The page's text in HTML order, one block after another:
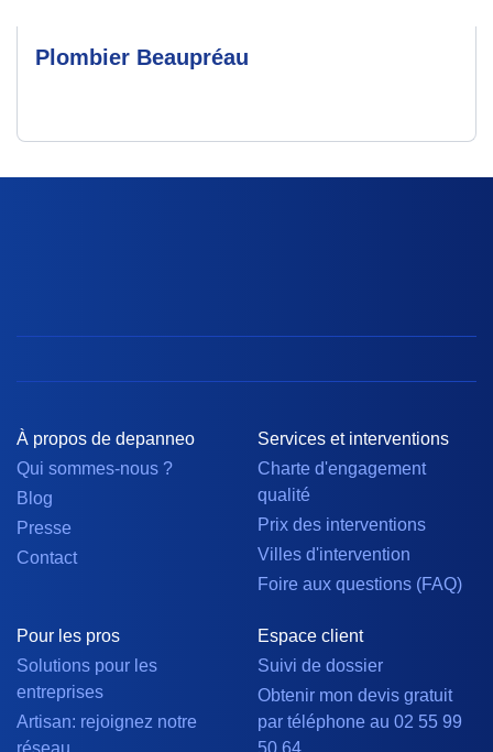
Plombier Beaupréau
À propos de depanneo
Qui sommes-nous ?
Blog
Presse
Contact
Services et interventions
Charte d'engagement
qualité
Prix des interventions
Villes d'intervention
Foire aux questions (FAQ)
Pour les pros
Solutions pour les
entreprises
Artisan: rejoignez notre
réseau
Espace client
Suivi de dossier
Obtenir mon devis gratuit
par téléphone au 02 55 99
50 64